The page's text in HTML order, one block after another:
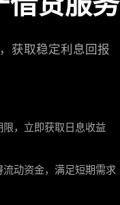
获取稳定利息回报
，立即获取日息收益
动资金，满足短期需求